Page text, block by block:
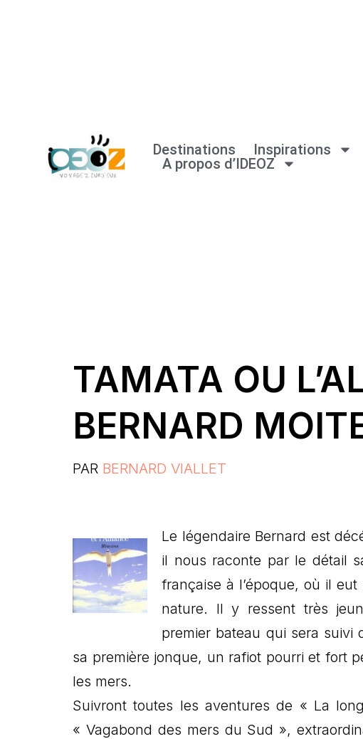
Destinations Inspirations
A propos d’IDEOZ
TAMATA OU
BERNARD
PAR BERNARD VIALLET
Le légendaire Bernard est
il nous raconte par le détail
française à l’époque, où il
nature. Il y ressent très
premier bateau qui sera suivi
sa première jonque, un rafiot pourri et fort
les mers.
Suivront toutes les aventures de « La
« Vagabond des mers du Sud »,